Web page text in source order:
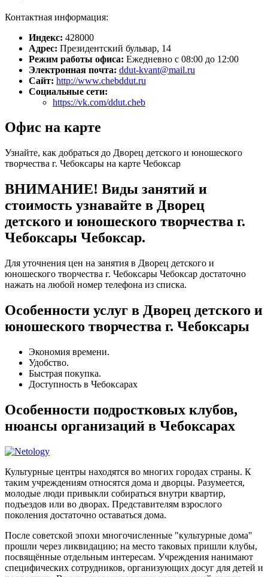
Контактная информация:
Индекс: 428000
Адрес: Президентский бульвар, 14
Режим работы офиса: Ежедневно с 08:00 до 12:00
Электронная почта: ddut-kvant@mail.ru
Сайт: http://www.chebddut.ru
Социальные сети:
https://vk.com/ddut.cheb
Офис на карте
Узнайте, как добраться до Дворец детского и юношеского
творчества г. Чебоксары на карте Чебоксар
ВНИМАНИЕ! Виды занятий и
стоимость узнавайте в Дворец
детского и юношеского творчества г.
Чебоксары Чебоксар.
Для уточнения цен на занятия в Дворец детского и
юношеского творчества г. Чебоксары Чебоксар достаточно
нажать на любой номер телефона из списка.
Особенности услуг в Дворец детского и
юношеского творчества г. Чебоксары
Экономия времени.
Удобство.
Быстрая покупка.
Доступность в Чебоксарах
Особенности подростковых клубов,
нюансы организаций в Чебоксарах
Культурные центры находятся во многих городах страны. К
таким учреждениям относятся дома и дворцы. Разумеется,
молодые люди привыкли собираться внутри квартир,
подъездов или во дворах. Представителям взрослого
поколения достаточно оставаться дома.
После советской эпохи многочисленные "культурные дома"
прошли через ликвидацию; на место таковых пришли клубы,
посвящённые отдельным интересам. Учреждения нанимают
специфических сотрудников, организующих досуг для детей и